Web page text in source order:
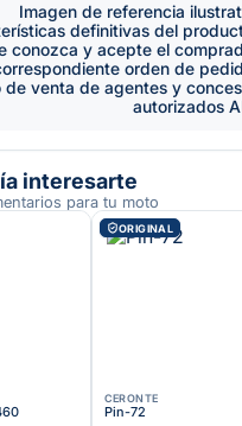
Imagen de referencia
definitivas del
conozca y acepte el
orden de
de venta de agentes y
autorizados
interesarte
para tu moto
ORIGINAL
CERONTE
Pin-72